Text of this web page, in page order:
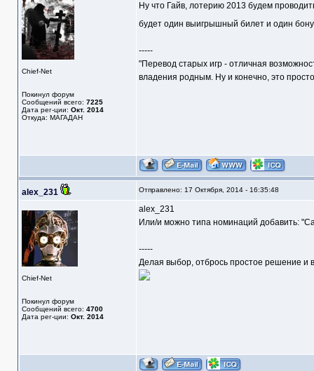
Chief-Net
Покинул форум
Сообщений всего: 7225
Дата рег-ции: Окт. 2014
Откуда: МАГАДАН
Ну что Гайв, лотерию 2013 будем
будет один выигрышный билет и один
-----
"Перевод старых игр - отличная
владения родным. Ну и конечно, это
alex_231 Отправлено: 17 Октября, 2014 - 16:35:48
Chief-Net
Покинул форум
Сообщений всего: 4700
Дата рег-ции: Окт. 2014
alex_231
Или/и можно типа номинаций добавить:
-----
Делая выбор, отбрось простое решение и